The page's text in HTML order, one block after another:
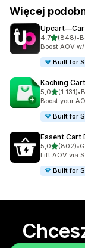
Więcej
4,7na 5(848)
Łączna •
Boost AOV
Built for
Kaching
5,0na 5(1 131)
Łączna liczba
•
Boost your
Built for
Essent Cart
5,0na 5(802)
Łączna •
Lift AOV via
Built for